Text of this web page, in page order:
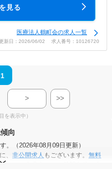
見る
医療法人鶴町会の求人一覧
新日：2026/06/02 求人番号：10126720
1
> >>
を表示中）
向
。（2026年08月09日更新）
、 非公開求人 もございます。 無料
くと、全求人からご希望条件に合